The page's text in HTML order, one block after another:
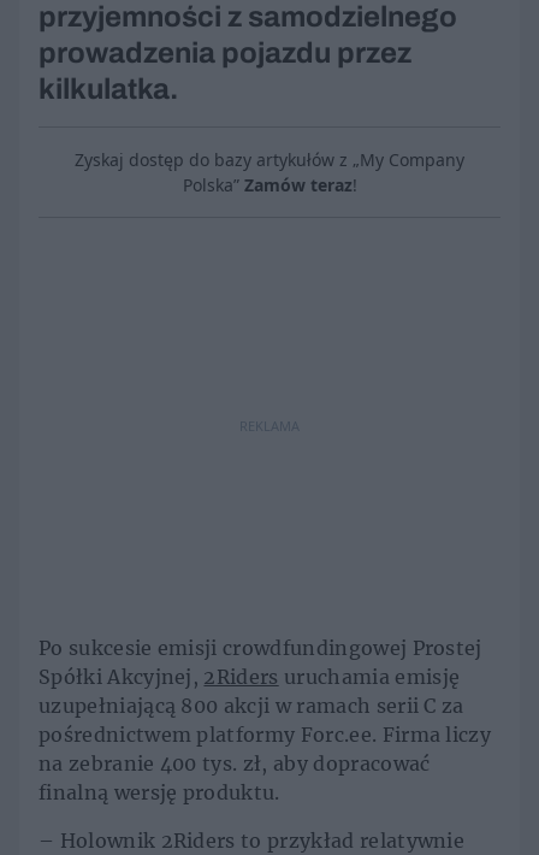
przyjemności z samodzielnego
prowadzenia pojazdu przez
kilkulatka.
Zyskaj dostęp do bazy artykułów z „My Company
Polska” Zamów teraz!
REKLAMA
Po sukcesie emisji crowdfundingowej Prostej
Spółki Akcyjnej, 2Riders uruchamia emisję
uzupełniającą 800 akcji w ramach serii C za
pośrednictwem platformy Forc.ee. Firma liczy
na zebranie 400 tys. zł, aby dopracować
finalną wersję produktu.
– Holownik 2Riders to przykład relatywnie